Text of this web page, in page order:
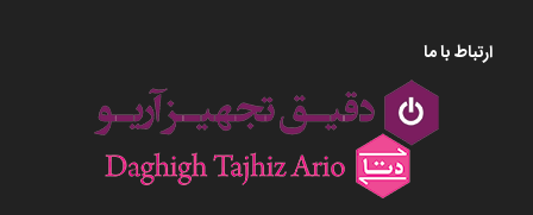
ارتباط با ما